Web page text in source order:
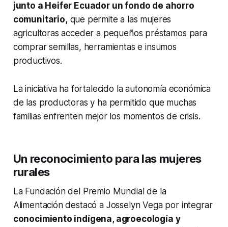
junto a Heifer Ecuador un fondo de ahorro
comunitario,que permite a las mujeres
agricultoras acceder a pequeños préstamos para
comprar semillas, herramientas e insumos
productivos.
La iniciativa ha fortalecido la autonomía económica
de las productoras y ha permitido que muchas
familias enfrenten mejor los momentos de crisis.
Un reconocimiento para las mujeres
rurales
La Fundación del Premio Mundial de la
Alimentación destacó a Josselyn Vega por integrar
conocimiento indígena, agroecología y